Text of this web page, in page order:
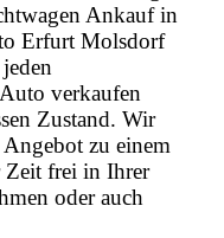
Ankauf in
Erfurt Molsdorf
verkaufen
Zustand. Wir
zu einem
Zeit frei in Ihrer
oder auch